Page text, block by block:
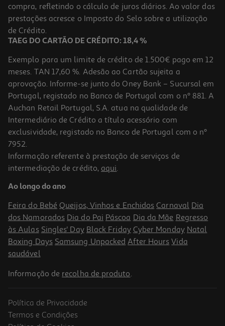
compra, refletindo o cálculo de juros diários. Ao valor das
prestações acresce o Imposto do Selo sobre a utilização
de Crédito.
TAEG DO CARTÃO DE CRÉDITO: 18,4 %
Exemplo para um limite de crédito de 1.500€ pago em 12
meses. TAN 17,60 %. Adesão ao Cartão sujeita a
aprovação. Informe-se junto do Oney Bank – Sucursal em
Portugal, registado no Banco de Portugal com o nº 881. A
Auchan Retail Portugal, S.A. atua na qualidade de
Intermediário de Crédito a título acessório com
exclusividade, registado no Banco de Portugal com o nº
7952.
Informação referente à prestação de serviços de
intermediação de crédito, aqui.
Ao longo do ano
Feira do Bebé Queijos, Vinhos e Enchidos Carnaval Dia
dos Namorados Dia do Pai Páscoa Dia da Mãe Regresso
às Aulas Singles' Day Black Friday Cyber Monday Natal
Boxing Days Samsung Unpacked After Hours Vida
saudável
Informação de recolha de produto.
Política de Privacidade
Termos e Condições